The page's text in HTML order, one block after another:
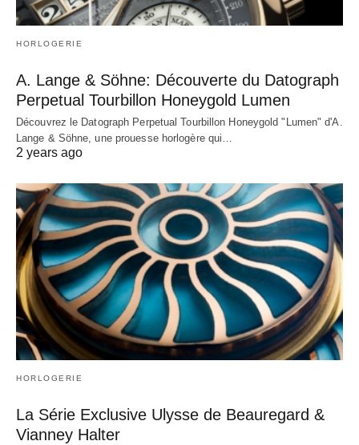
HORLOGERIE
A. Lange & Söhne: Découverte du Datograph
Perpetual Tourbillon Honeygold Lumen
Découvrez le Datograph Perpetual Tourbillon Honeygold "Lumen" d'A.
Lange & Söhne, une prouesse horlogère qui…
2 years ago
HORLOGERIE
La Série Exclusive Ulysse de Beauregard &
Vianney Halter